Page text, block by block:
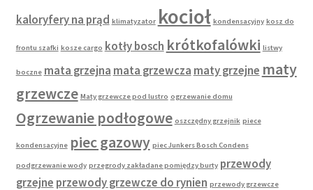
kaloryfery na prąd klimatyzator kocioł kondensacyjny kosz do
frontu szafki kosze cargo kotły bosch krótkofalówki listwy
boczne mata grzejna mata grzewcza maty grzejne maty
grzewcze Maty grzewcze pod lustro ogrzewanie domu
Ogrzewanie podłogowe oszczędny grzejnik piece
kondensacyjne piec gazowy piec Junkers Bosch Condens
podgrzewanie wody przegrody zakładane pomiędzy burty przewody
grzejne przewody grzewcze do rynien przewody grzewcze